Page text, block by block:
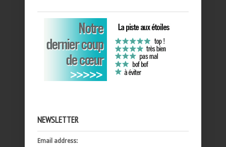
NEWSLETTER
Email address: